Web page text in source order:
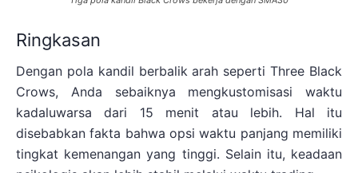
Ringkasan
Dengan pola kandil berbalik arah seperti Three Black
Crows, Anda sebaiknya mengkustomisasi waktu
kadaluwarsa dari 15 menit atau lebih. Hal itu
disebabkan fakta bahwa opsi waktu panjang memiliki
tingkat kemenangan yang tinggi. Selain itu, keadaan